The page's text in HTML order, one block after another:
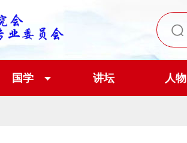
国学 讲坛 人物